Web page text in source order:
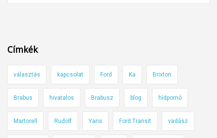
l
a
ó
g
t
e
t
t
k
Címkék
választás kapcsolat Ford Ka Brixton
Brabus hivatalos Brabusz blog hídpornó
Martorell Rudolf Yaris Ford Transit vadász